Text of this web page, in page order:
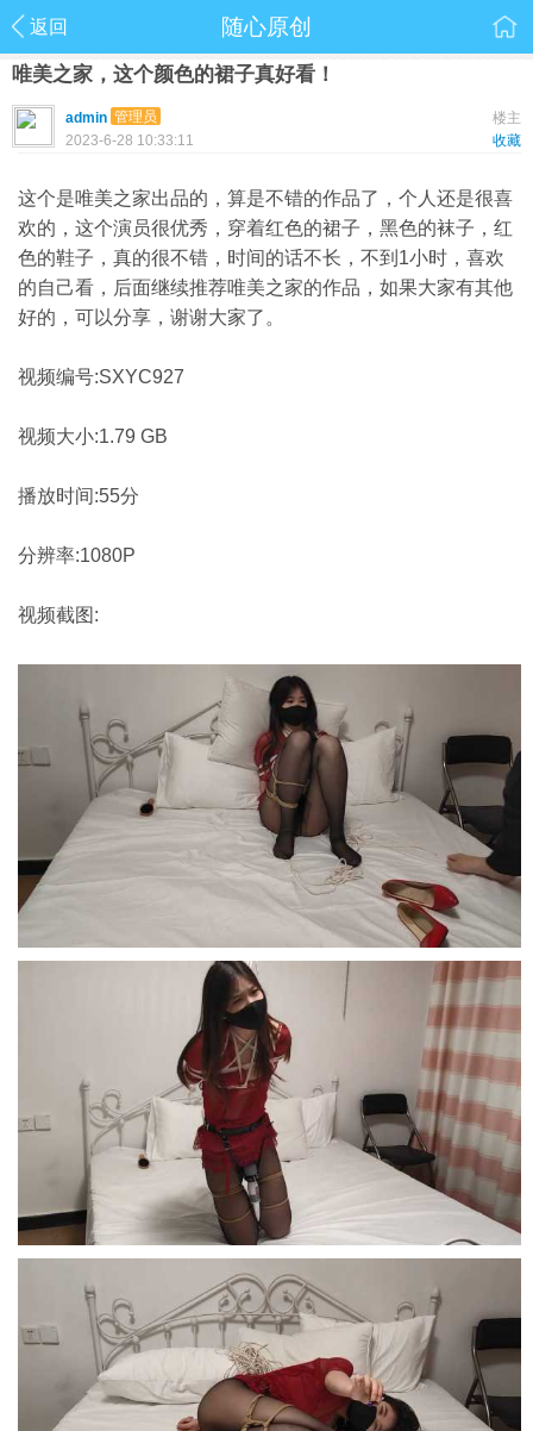
返回 随心原创
唯美之家，这个颜色的裙子真好看！
楼主
admin 管理员
收藏
2023-6-28 10:33:11
这个是唯美之家出品的，算是不错的作品了，个人还是很喜
欢的，这个演员很优秀，穿着红色的裙子，黑色的袜子，红
色的鞋子，真的很不错，时间的话不长，不到1小时，喜欢
的自己看，后面继续推荐唯美之家的作品，如果大家有其他
好的，可以分享，谢谢大家了。
视频编号:SXYC927
视频大小:1.79 GB
播放时间:55分
分辨率:1080P
视频截图: